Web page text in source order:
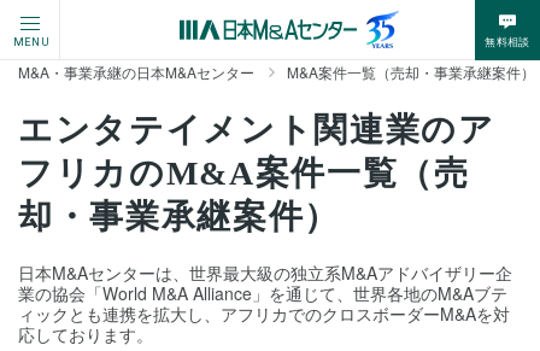
MENU 無料相談
M&A・事業承継の日本M&Aセンター M&A案件一覧（売却・事業承継案件）
エンタテイメント関連業のア
フリカのM&A案件一覧（売
却・事業承継案件）
日本M&Aセンターは、世界最大級の独立系M&Aアドバイザリー企
業の協会「World M&A Alliance」を通じて、世界各地のM&Aブテ
ィックとも連携を拡大し、アフリカでのクロスボーダーM&Aを対
応しております。